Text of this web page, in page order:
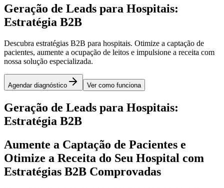
Geração de Leads para Hospitais:
Estratégia B2B
Descubra estratégias B2B para hospitais. Otimize a captação de
pacientes, aumente a ocupação de leitos e impulsione a receita com
nossa solução especializada.
Agendar diagnóstico Ver como funciona
Geração de Leads para Hospitais:
Estratégia B2B
Aumente a Captação de Pacientes e
Otimize a Receita do Seu Hospital com
Estratégias B2B Comprovadas